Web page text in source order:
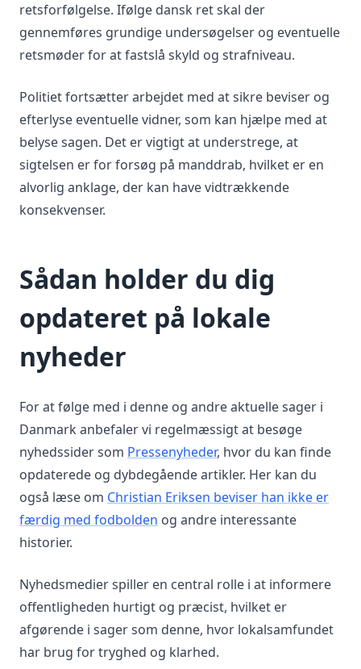
retsforfølgelse. Ifølge dansk ret skal der
gennemføres grundige undersøgelser og eventuelle
retsmøder for at fastslå skyld og strafniveau.
Politiet fortsætter arbejdet med at sikre beviser og
efterlyse eventuelle vidner, som kan hjælpe med at
belyse sagen. Det er vigtigt at understrege, at
sigtelsen er for forsøg på manddrab, hvilket er en
alvorlig anklage, der kan have vidtrækkende
konsekvenser.
Sådan holder du dig
opdateret på lokale
nyheder
For at følge med i denne og andre aktuelle sager i
Danmark anbefaler vi regelmæssigt at besøge
nyhedssider som Pressenyheder, hvor du kan finde
opdaterede og dybdegående artikler. Her kan du
også læse om Christian Eriksen beviser han ikke er
færdig med fodbolden og andre interessante
historier.
Nyhedsmedier spiller en central rolle i at informere
offentligheden hurtigt og præcist, hvilket er
afgørende i sager som denne, hvor lokalsamfundet
har brug for tryghed og klarhed.